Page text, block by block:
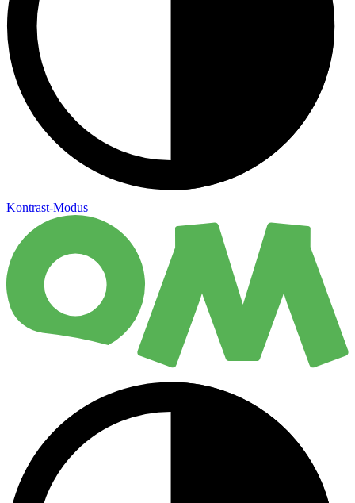
Kontrast-Modus